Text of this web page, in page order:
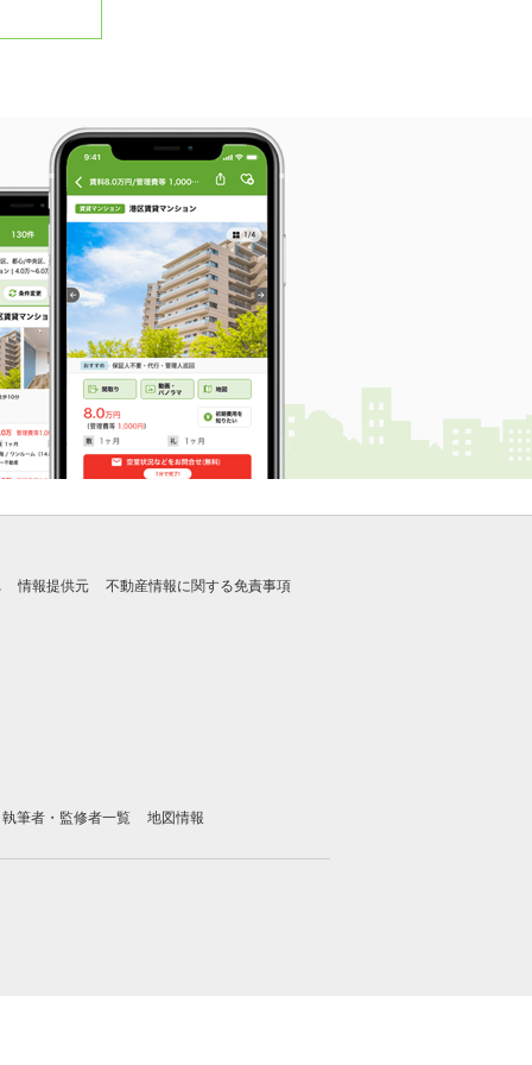
情報提供元 不動産情報に関する免責事項
執筆者・監修者一覧 地図情報